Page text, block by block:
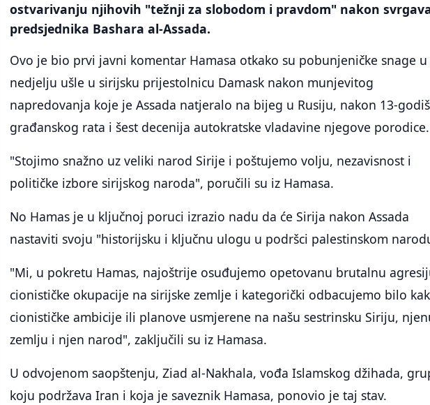
ostvarivanju njihovih "težnji za slobodom i pravdom" nakon
predsjednika Bashara al-Assada.
Ovo je bio prvi javni komentar Hamasa otkako su pobunjeničke snage u
nedjelju ušle u sirijsku prijestolnicu Damask nakon munjevitog
napredovanja koje je Assada natjeralo na bijeg u Rusiju, nakon 13-
građanskog rata i šest decenija autokratske vladavine njegove porodice.
"Stojimo snažno uz veliki narod Sirije i poštujemo volju, nezavisnost i
političke izbore sirijskog naroda", poručili su iz Hamasa.
No Hamas je u ključnoj poruci izrazio nadu da će Sirija nakon Assada
nastaviti svoju "historijsku i ključnu ulogu u podršci palestinskom
"Mi, u pokretu Hamas, najoštrije osuđujemo opetovanu brutalnu
cionističke okupacije na sirijske zemlje i kategorički odbacujemo bilo
cionističke ambicije ili planove usmjerene na našu sestrinsku Siriju,
zemlju i njen narod", zaključili su iz Hamasa.
U odvojenom saopštenju, Ziad al-Nakhala, vođa Islamskog džihada,
koju podržava Iran i koja je saveznik Hamasa, ponovio je taj stav.